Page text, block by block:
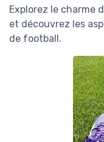
Explorez le charme
et découvrez les
de football.